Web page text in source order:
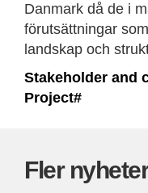
Danmark då de i
förutsättningar
landskap och
Stakeholder and
Project#
Fler nyheter